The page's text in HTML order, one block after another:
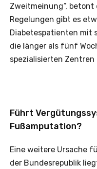
Zweitmeinung“, betont
Regelungen gibt es
Diabetespatienten mit
die länger als fünf
spezialisierten
Führt
Fußamputation?
Eine weitere Ursache
der Bundesrepublik